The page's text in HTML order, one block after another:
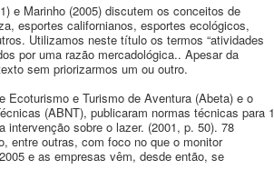
e Marinho (2005) discutem os conceitos de
esportes californianos, esportes ecológicos,
Utilizamos neste título os termos “atividades
por uma razão mercadológica.. Apesar da
sem priorizarmos um ou outro.
e Turismo de Aventura (Abeta) e o
(ABNT), publicaram normas técnicas para 1
intervenção sobre o lazer. (2001, p. 50). 78
entre outras, com foco no que o monitor
e as empresas vêm, desde então, se